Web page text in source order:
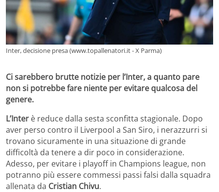
Inter, decisione presa (www.topallenatori.it - X Parma)
Ci sarebbero brutte notizie per l’Inter, a quanto pare
non si potrebbe fare niente per evitare qualcosa del
genere.
L’Inter è reduce dalla sesta sconfitta stagionale. Dopo
aver perso contro il Liverpool a San Siro, i nerazzurri si
trovano sicuramente in una situazione di grande
difficoltà da tenere a dir poco in considerazione.
Adesso, per evitare i playoff in Champions league, non
potranno più essere commessi passi falsi dalla squadra
allenata da Cristian Chivu.